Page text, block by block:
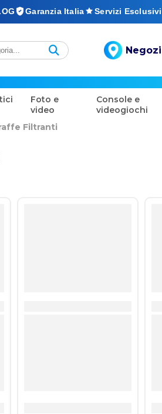
Garanzia Italia Servizi Esclusivi
Negozi
Foto e
video
Console e
videogiochi
Filtranti